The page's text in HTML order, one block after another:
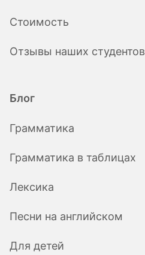
Стоимость
Отзывы наших студентов
Блог
Грамматика
Грамматика в таблицах
Лексика
Песни на английском
Для детей